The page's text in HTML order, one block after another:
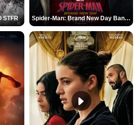
STFR Spider-Man: Brand New Day Bande-annonce VO STFR